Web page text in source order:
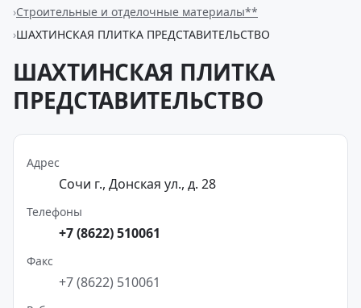
Строительные и отделочные материалы**
ШАХТИНСКАЯ ПЛИТКА ПРЕДСТАВИТЕЛЬСТВО
ШАХТИНСКАЯ ПЛИТКА
ПРЕДСТАВИТЕЛЬСТВО
Адрес
Сочи г., Донская ул., д. 28
Телефоны
+7 (8622) 510061
Факс
+7 (8622) 510061